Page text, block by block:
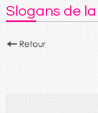
contenu
Slogans de